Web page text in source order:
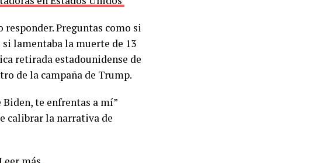
Preguntas como si
lamentaba la muerte de 13
retirada estadounidense de
de la campaña de Trump.
te enfrentas a mí”
calibrar la narrativa de